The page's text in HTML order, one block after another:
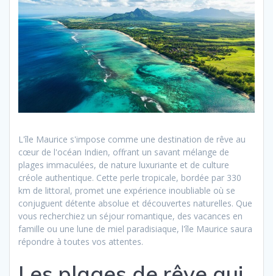
L'île Maurice s'impose comme une destination de rêve au
cœur de l'océan Indien, offrant un savant mélange de
plages immaculées, de nature luxuriante et de culture
créole authentique. Cette perle tropicale, bordée par 330
km de littoral, promet une expérience inoubliable où se
conjuguent détente absolue et découvertes naturelles. Que
vous recherchiez un séjour romantique, des vacances en
famille ou une lune de miel paradisiaque, l'île Maurice saura
répondre à toutes vos attentes.